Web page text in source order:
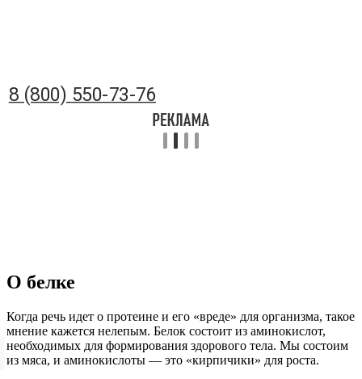
О белке
Когда речь идет о протеине и его «вреде» для организма, такое
мнение кажется нелепым. Белок состоит из аминокислот,
необходимых для формирования здорового тела. Мы состоим
из мяса, и аминокислоты — это «кирпичики» для роста.